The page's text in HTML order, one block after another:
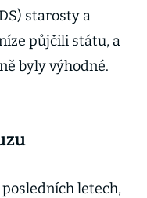
starosty a
půjčili státu, a
byly výhodné.
posledních letech,